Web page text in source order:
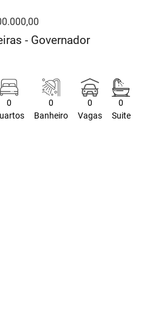
- Governador
0
0
Banheiro
0
Vagas
0
Suite